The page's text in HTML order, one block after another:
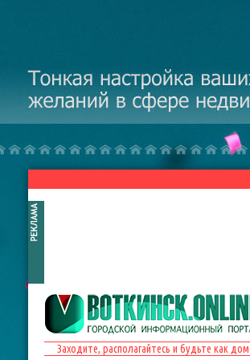
Заходите, располагайтесь и будьте как